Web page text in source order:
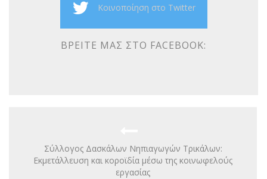
Κοινοποίηση στο Twitter
ΒΡΕΊΤΕ ΜΑΣ ΣΤΟ FACEBOOK:
Σύλλογος Δασκάλων Νηπιαγωγών Τρικάλων:
Εκμετάλλευση και κοροϊδία μέσω της κοινωφελούς
εργασίας